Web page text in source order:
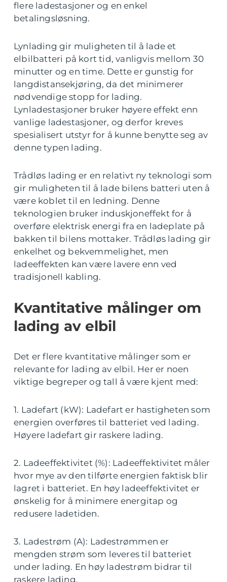
flere ladestasjoner og en enkel
betalingsløsning.
Lynlading gir muligheten til å lade et
elbilbatteri på kort tid, vanligvis mellom 30
minutter og en time. Dette er gunstig for
langdistansekjøring, da det minimerer
nødvendige stopp for lading.
Lynladestasjoner bruker høyere effekt enn
vanlige ladestasjoner, og derfor kreves
spesialisert utstyr for å kunne benytte seg av
denne typen lading.
Trådløs lading er en relativt ny teknologi som
gir muligheten til å lade bilens batteri uten å
være koblet til en ledning. Denne
teknologien bruker induskjoneffekt for å
overføre elektrisk energi fra en ladeplate på
bakken til bilens mottaker. Trådløs lading gir
enkelhet og bekvemmelighet, men
ladeeffekten kan være lavere enn ved
tradisjonell kabling.
Kvantitative målinger om
lading av elbil
Det er flere kvantitative målinger som er
relevante for lading av elbil. Her er noen
viktige begreper og tall å være kjent med:
1. Ladefart (kW): Ladefart er hastigheten som
energien overføres til batteriet ved lading.
Høyere ladefart gir raskere lading.
2. Ladeeffektivitet (%): Ladeeffektivitet måler
hvor mye av den tilførte energien faktisk blir
lagret i batteriet. En høy ladeeffektivitet er
ønskelig for å minimere energitap og
redusere ladetiden.
3. Ladestrøm (A): Ladestrømmen er
mengden strøm som leveres til batteriet
under lading. En høy ladestrøm bidrar til
raskere lading.